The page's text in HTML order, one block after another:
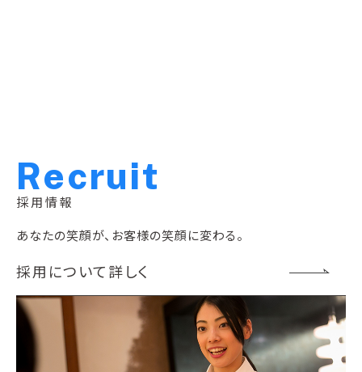
Recruit
採用情報
あなたの笑顔が、お客様の笑顔に変わる。
採用について詳しく